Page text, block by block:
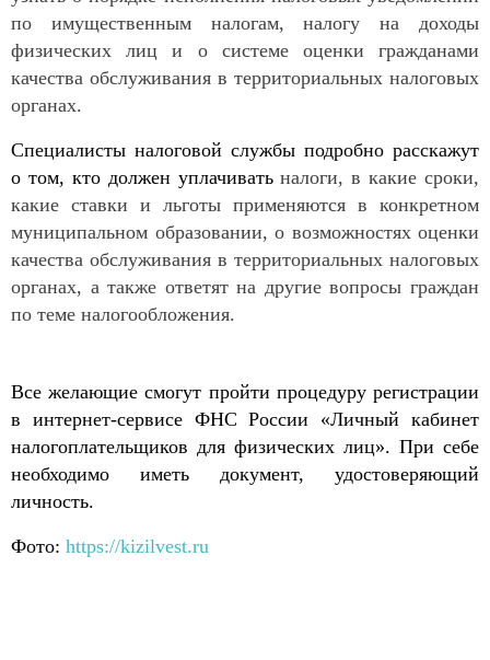
по имущественным налогам, налогу на доходы
физических лиц и о системе оценки гражданами
качества обслуживания в территориальных налоговых
органах.
Специалисты налоговой службы подробно расскажут
о том, кто должен уплачиватьналоги, в какие сроки,
какие ставки и льготы применяются в конкретном
муниципальном образовании, о возможностях оценки
качества обслуживания в территориальных налоговых
органах, а также ответят на другие вопросы граждан
по теме налогообложения.
Все желающие смогут пройти процедуру регистрации
в интернет-сервисе ФНС России «Личный кабинет
налогоплательщиков для физических лиц». При себе
необходимо иметь документ, удостоверяющий
личность.
Фото: https://kizilvest.ru